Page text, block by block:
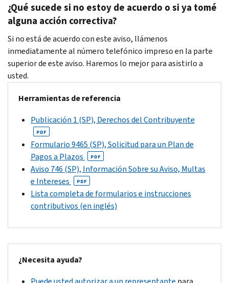
¿Qué sucede si no estoy de acuerdo o si ya tomé
alguna acción correctiva?
Si no está de acuerdo con este aviso, llámenos
inmediatamente al número telefónico impreso en la parte
superior de este aviso. Haremos lo mejor para asistirlo a
usted.
Herramientas de referencia
Publicación 1 (SP), Derechos del Contribuyente
PDF
Formulario 9465 (SP), Solicitud para un Plan de
Pagos a Plazos
PDF
Aviso 746 (SP), Información Sobre su Aviso, Multas
e Intereses
PDF
Lista completa de formularios e instrucciones
contributivos (en inglés)
¿Necesita ayuda?